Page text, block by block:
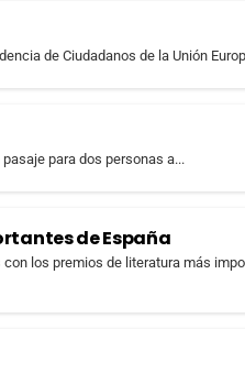
de Ciudadanos de la Unión
para dos personas a...
de España
los premios de literatura más